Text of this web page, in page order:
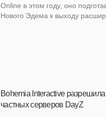
Online в этом году, оно
Нового Эдема к выходу
Bohemia Interactive
частных серверов DayZ